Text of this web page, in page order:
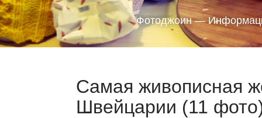
Фотоджоин —
Самая живописная
Швейцарии (11